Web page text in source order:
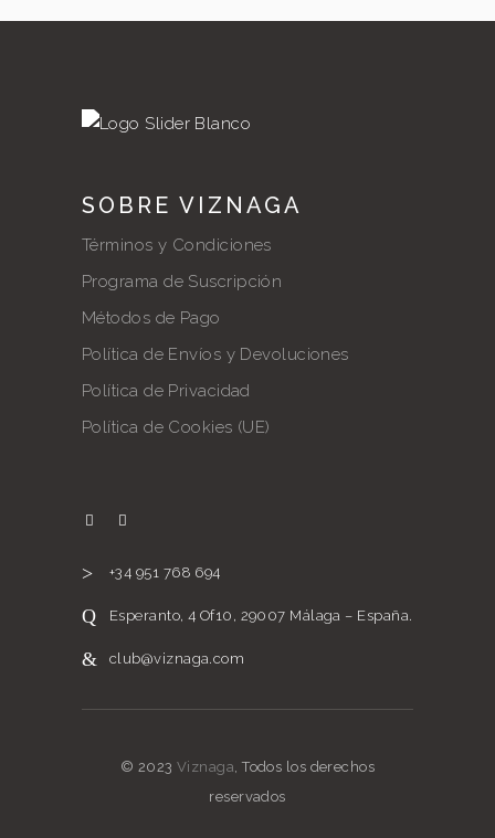
SOBRE VIZNAGA
Términos y Condiciones
Programa de Suscripción
Métodos de Pago
Política de Envíos y Devoluciones
Política de Privacidad
Política de Cookies (UE)
+34 951 768 694
Esperanto, 4 Of10, 29007 Málaga – España.
club@viznaga.com
© 2023 Viznaga, Todos los derechos
reservados